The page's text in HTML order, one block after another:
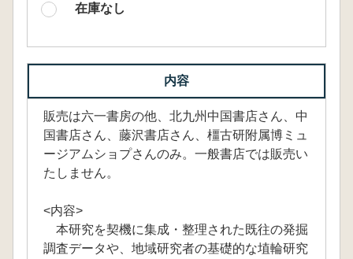
在庫なし
内容
販売は六一書房の他、北九州中国書店さん、中
国書店さん、藤沢書店さん、橿古研附属博ミュ
ージアムショプさんのみ。一般書店では販売い
たしません。
<内容>
本研究を契機に集成・整理された既往の発掘
調査データや、地域研究者の基礎的な埴輪研究